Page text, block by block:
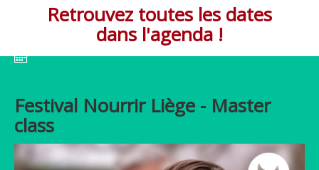
Retrouvez toutes les dates
dans l'agenda !
Festival Nourrir Liège - Master
class